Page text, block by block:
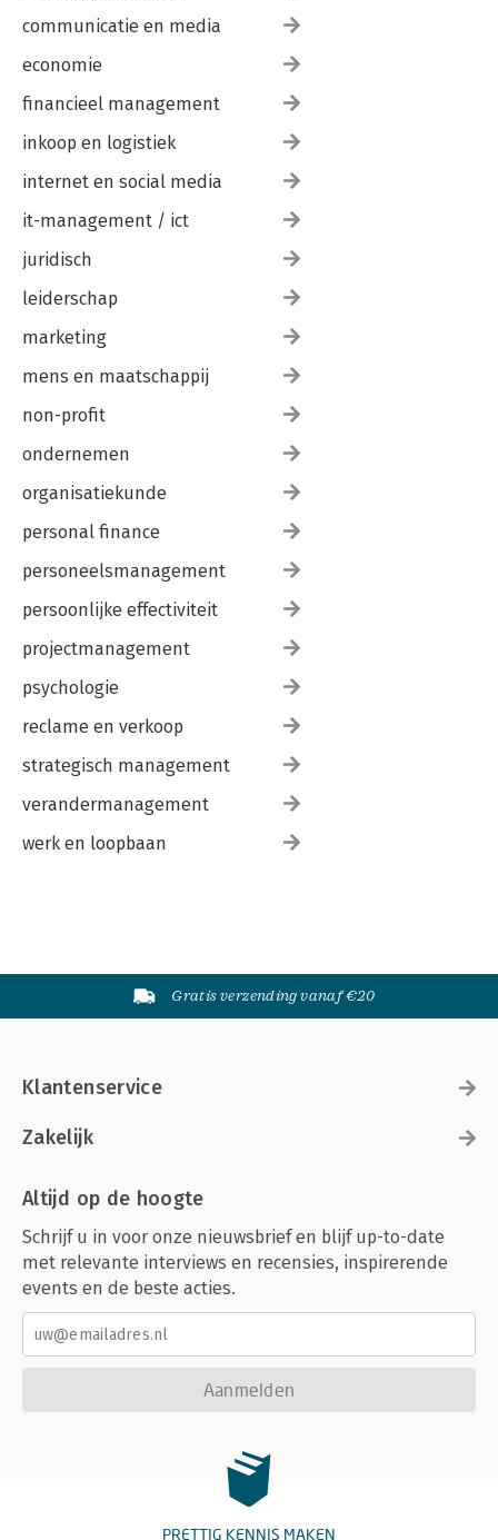
communicatie en media
economie
financieel management
inkoop en logistiek
internet en social media
it-management / ict
juridisch
leiderschap
marketing
mens en maatschappij
non-profit
ondernemen
organisatiekunde
personal finance
personeelsmanagement
persoonlijke effectiviteit
projectmanagement
psychologie
reclame en verkoop
strategisch management
verandermanagement
werk en loopbaan
Gratis verzending vanaf €20
Klantenservice
Zakelijk
Altijd op de hoogte
Schrijf u in voor onze nieuwsbrief en blijf up-to-date
met relevante interviews en recensies, inspirerende
events en de beste acties.
Aanmelden
PRETTIG KENNIS MAKEN